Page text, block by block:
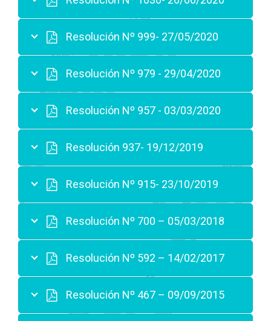
Resolución Nº 999- 27/05/2020
Resolución Nº 979 - 29/04/2020
Resolución Nº 957 - 03/03/2020
Resolución 937- 19/12/2019
Resolución Nº 915- 23/10/2019
Resolución Nº 700 – 05/03/2018
Resolución Nº 592 – 14/02/2017
Resolución Nº 467 – 09/09/2015